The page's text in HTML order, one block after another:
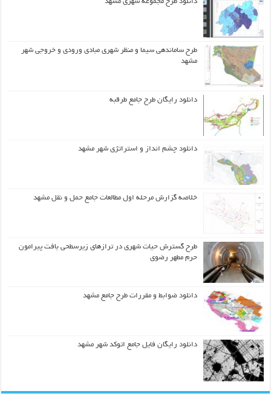
دانلود طرح مجموعه شهری مشهد
طرح ساماندهی سیما و منظر شهری مبادی ورودی و خروجی شهر
مشهد
دانلود رایگان طرح جامع طرقبه
دانلود چشم انداز و استراتژی شهر مشهد
خلاصه گزارش مرحله اول مطالعات جامع حمل و نقل مشهد
طرح گسترش حیات شهري در ترازهاي زیرسطحی بافت پیرامون
حرم مطهر رضوي
دانلود ضوابط و مقررات طرح جامع مشهد
دانلود رایگان فایل جامع اتوکد شهر مشهد